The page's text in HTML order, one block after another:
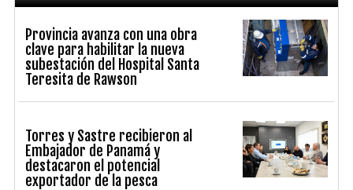
Provincia avanza con una obra
clave para habilitar la nueva
subestación del Hospital Santa
Teresita de Rawson
Torres y Sastre recibieron al
Embajador de Panamá y
destacaron el potencial
exportador de la pesca